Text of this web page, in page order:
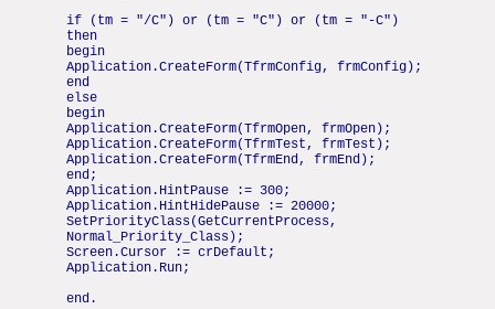
if (tm = "/C") or (tm = "C") or (tm = "-C")
then
begin
Application.CreateForm(TfrmConfig, frmConfig);
end
else
begin
Application.CreateForm(TfrmOpen, frmOpen);
Application.CreateForm(TfrmTest, frmTest);
Application.CreateForm(TfrmEnd, frmEnd);
end;
Application.HintPause := 300;
Application.HintHidePause := 20000;
SetPriorityClass(GetCurrentProcess,
Normal_Priority_Class);
Screen.Cursor := crDefault;
Application.Run;
end.